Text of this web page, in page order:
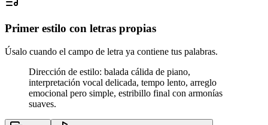
Primer estilo con letras propias
Úsalo cuando el campo de letra ya contiene tus palabras.
Dirección de estilo: balada cálida de piano,
interpretación vocal delicada, tempo lento, arreglo
emocional pero simple, estribillo final con armonías
suaves.